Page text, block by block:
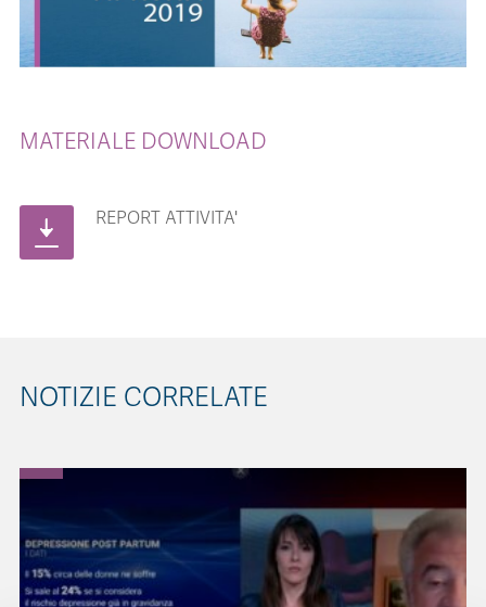
MATERIALE DOWNLOAD
REPORT ATTIVITA'
NOTIZIE CORRELATE